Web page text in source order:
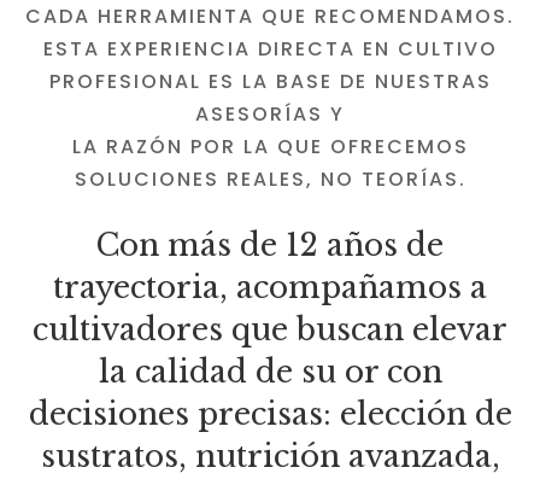
CADA HERRAMIENTA QUE RECOMENDAMOS.
ESTA EXPERIENCIA DIRECTA EN CULTIVO
PROFESIONAL ES LA BASE DE NUESTRAS
ASESORÍAS Y
LA RAZÓN POR LA QUE OFRECEMOS
SOLUCIONES REALES, NO TEORÍAS.
Con más de 12 años de
trayectoria, acompañamos a
cultivadores que buscan elevar
la calidad de su or con
decisiones precisas: elección de
sustratos, nutrición avanzada,